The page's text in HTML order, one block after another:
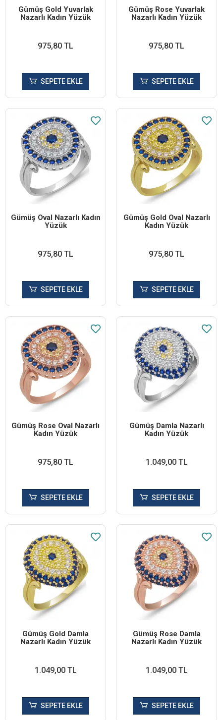
Gümüş Gold Yuvarlak
Nazarlı Kadın Yüzük
975,80 TL
SEPETE EKLE
Gümüş Rose Yuvarlak
Nazarlı Kadın Yüzük
975,80 TL
SEPETE EKLE
Gümüş Oval Nazarlı Kadın
Yüzük
975,80 TL
SEPETE EKLE
Gümüş Gold Oval Nazarlı
Kadın Yüzük
975,80 TL
SEPETE EKLE
Gümüş Rose Oval Nazarlı
Kadın Yüzük
975,80 TL
SEPETE EKLE
Gümüş Damla Nazarlı
Kadın Yüzük
1.049,00 TL
SEPETE EKLE
Gümüş Gold Damla
Nazarlı Kadın Yüzük
1.049,00 TL
SEPETE EKLE
Gümüş Rose Damla
Nazarlı Kadın Yüzük
1.049,00 TL
SEPETE EKLE